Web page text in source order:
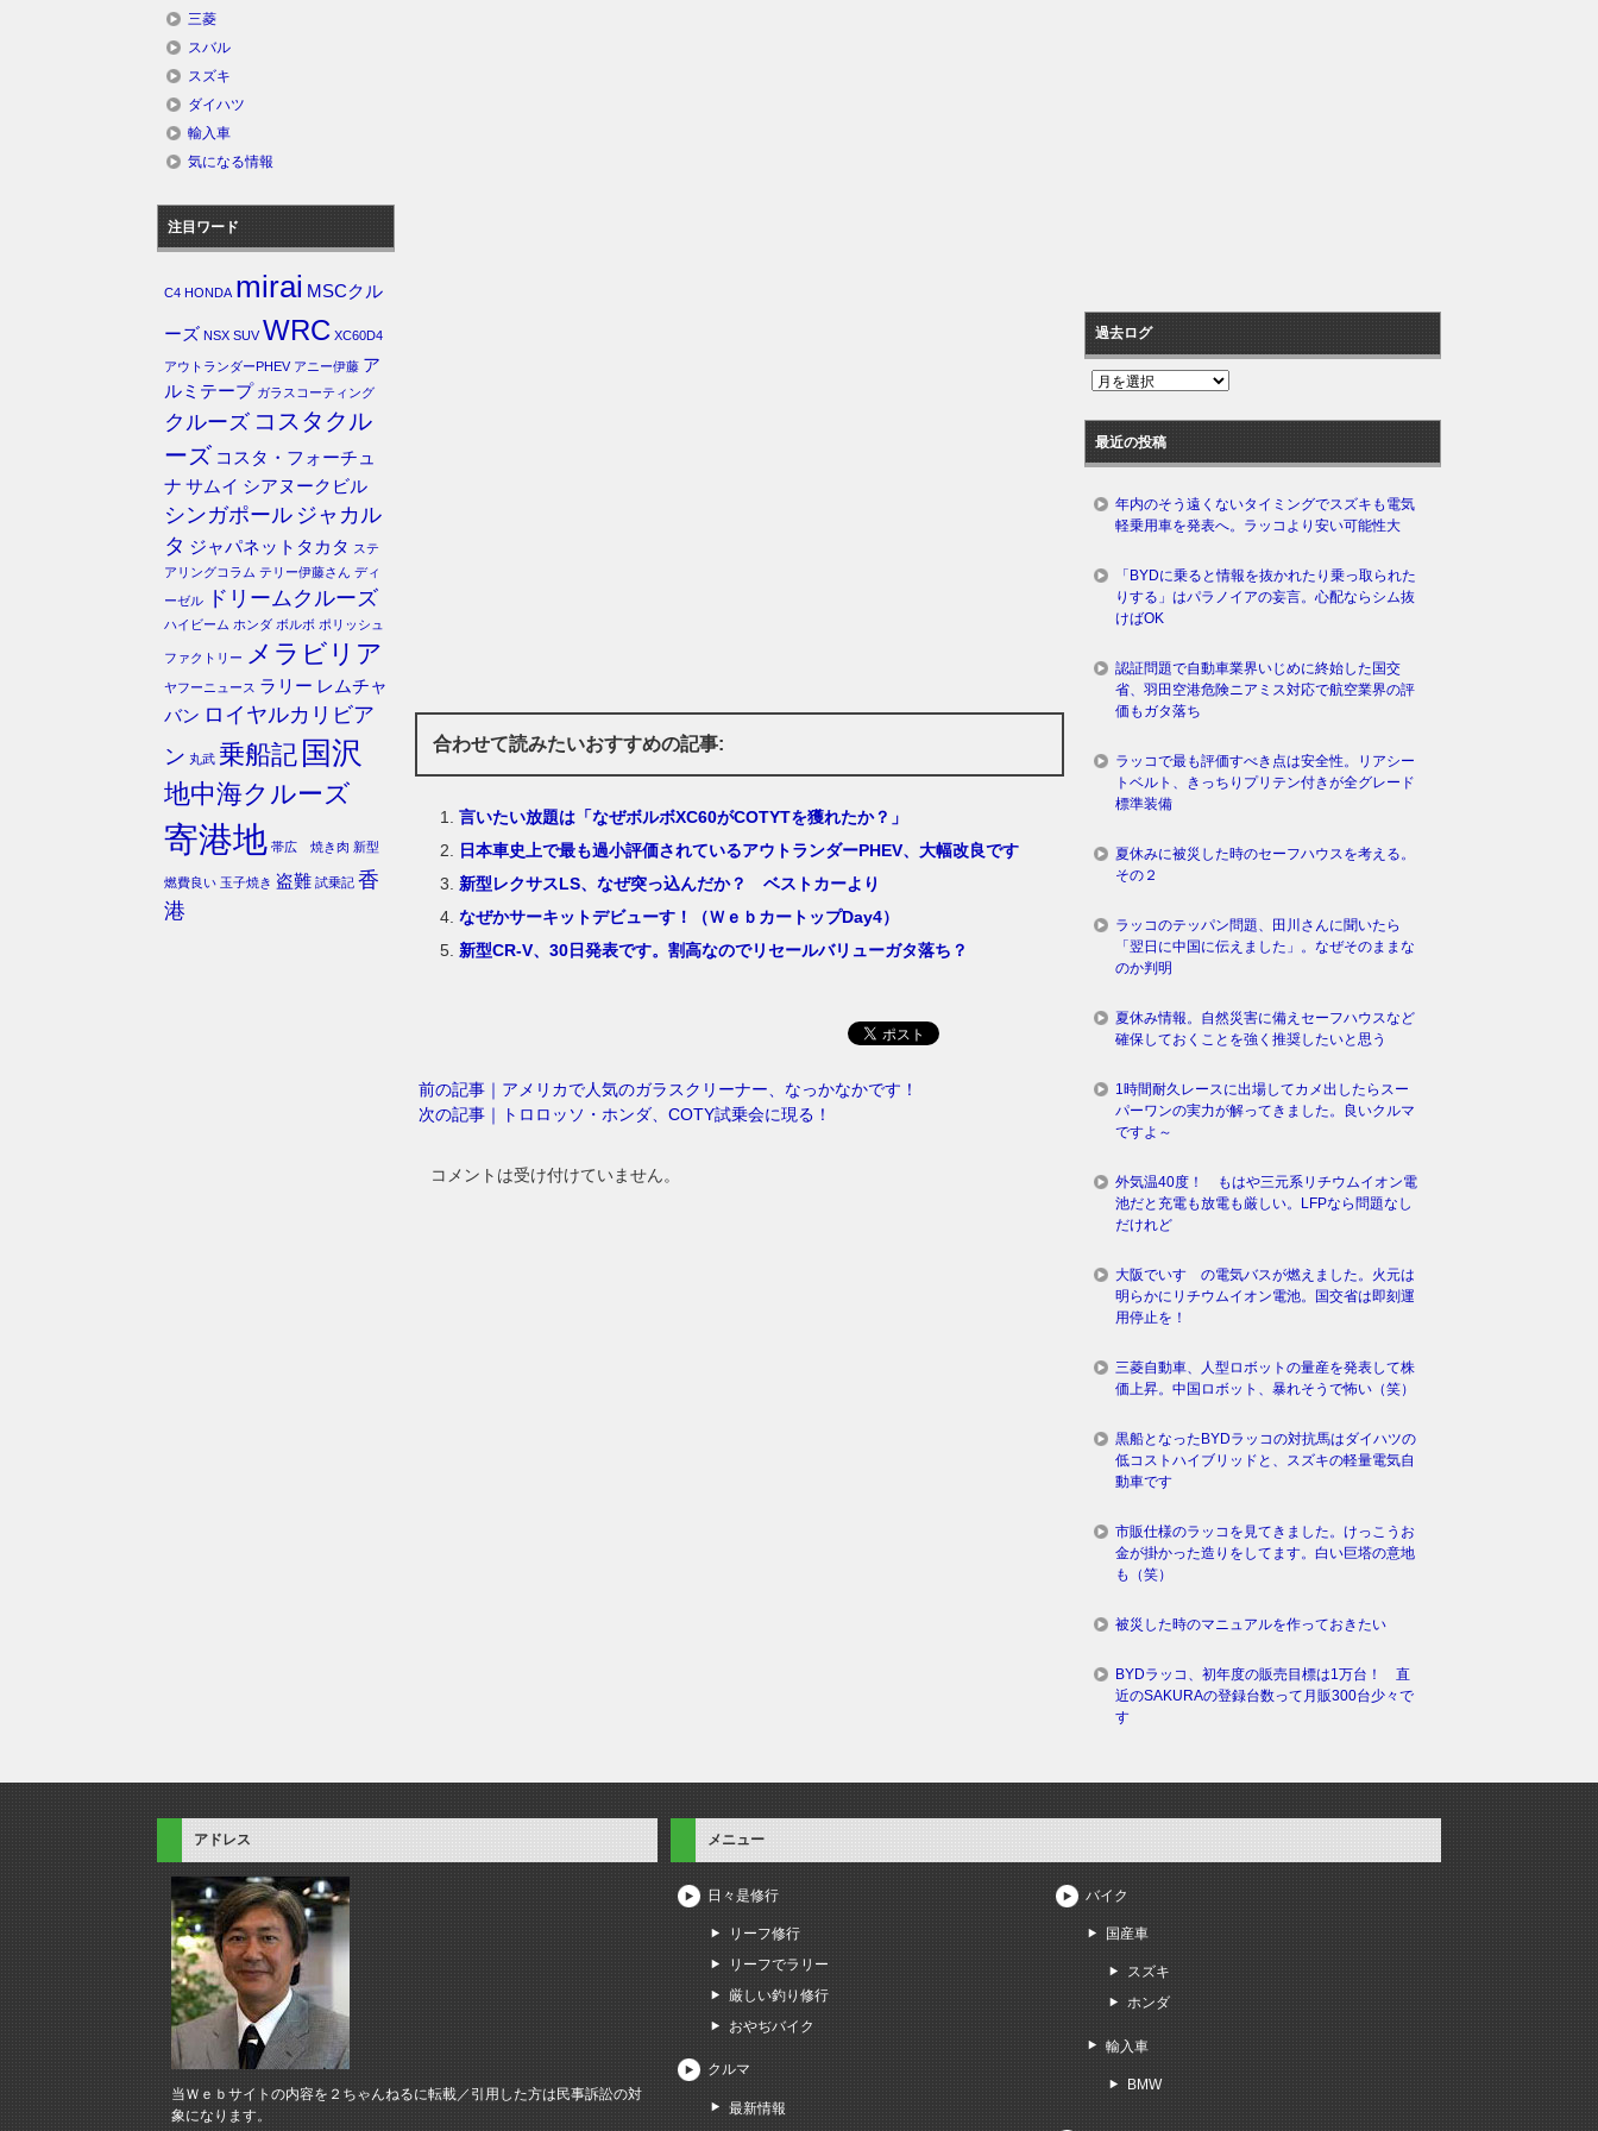
合わせて読みたいおすすめの記事:
言いたい放題は「なぜボルボXC60がCOTYTを獲れたか？」
日本車史上で最も過小評価されているアウトランダーPHEV、大幅改良です
新型レクサスLS、なぜ突っ込んだか？ ベストカーより
なぜかサーキットデビューす！（ＷｅｂカートップDay4）
新型CR-V、30日発表です。割高なのでリセールバリューガタ落ち？
前の記事｜アメリカで人気のガラスクリーナー、なっかなかです！
次の記事｜トロロッソ・ホンダ、COTY試乗会に現る！
コメントは受け付けていません。
三菱
スバル
スズキ
ダイハツ
輸入車
気になる情報
注目ワード
C4 HONDA mirai MSCクル
ーズ NSX SUV WRC XC60D4
アウトランダーPHEV アニー伊藤 ア
ルミテープ ガラスコーティング
クルーズ コスタクル
ーズ コスタ・フォーチュ
ナ サムイ シアヌークビル
シンガポール ジャカル
タ ジャパネットタカタ ステ
アリングコラム テリー伊藤さん ディ
ーゼル
ドリームクルーズ
ハイビーム ホンダ ボルボ ポリッシュ
ファクトリー メラビリア
ヤフーニュース ラリー レムチャ
バン ロイヤルカリビア
ン 丸武 乗船記 国沢
地中海クルーズ
寄港地 帯広 焼き肉 新型
燃費良い 玉子焼き 盗難 試乗記 香
港
過去ログ
過
ロ
グ
最近の投稿
年内のそう遠くないタイミングでスズキも電気
軽乗用車を発表へ。ラッコより安い可能性大
「BYDに乗ると情報を抜かれたり乗っ取られた
りする」はパラノイアの妄言。心配ならシム抜
けばOK
認証問題で自動車業界いじめに終始した国交
省、羽田空港危険ニアミス対応で航空業界の評
価もガタ落ち
ラッコで最も評価すべき点は安全性。リアシー
トベルト、きっちりプリテン付きが全グレード
標準装備
夏休みに被災した時のセーフハウスを考える。
その２
ラッコのテッパン問題、田川さんに聞いたら
「翌日に中国に伝えました」。なぜそのままな
のか判明
夏休み情報。自然災害に備えセーフハウスなど
確保しておくことを強く推奨したいと思う
1時間耐久レースに出場してカメ出したらスー
パーワンの実力が解ってきました。良いクルマ
ですよ～
外気温40度！ もはや三元系リチウムイオン電
池だと充電も放電も厳しい。LFPなら問題なし
だけれど
大阪でいすゞの電気バスが燃えました。火元は
明らかにリチウムイオン電池。国交省は即刻運
用停止を！
三菱自動車、人型ロボットの量産を発表して株
価上昇。中国ロボット、暴れそうで怖い（笑）
黒船となったBYDラッコの対抗馬はダイハツの
低コストハイブリッドと、スズキの軽量電気自
動車です
市販仕様のラッコを見てきました。けっこうお
金が掛かった造りをしてます。白い巨塔の意地
も（笑）
被災した時のマニュアルを作っておきたい
BYDラッコ、初年度の販売目標は1万台！ 直
近のSAKURAの登録台数って月販300台少々で
す
アドレス
当Ｗｅｂサイトの内容を２ちゃんねるに転載／引用した方は民事訴訟の対
象になります。
メニュー
日々是修行
リーフ修行
リーフでラリー
厳しい釣り修行
おやぢバイク
クルマ
最新情報
バイク
国産車
スズキ
ホンダ
輸入車
BMW